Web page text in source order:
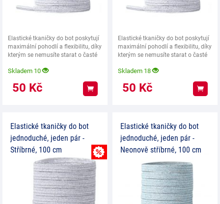
Elastické tkaničky do bot poskytují
maximální pohodlí a flexibilitu, díky
kterým se nemusíte starat o časté
Skladem 10
50 Kč Koupit
Elastické tkaničky do bot poskytují
maximální pohodlí a flexibilitu, díky
kterým se nemusíte starat o časté
Skladem 18
50 Kč
Elastické tkaničky do bot
jednoduché, jeden pár -
Stříbrné, 100 cm
MNOŽSTEVNÍ SLEVA
Elastické tkaničky do bot
jednoduché, jeden pár -
Neonově stříbrné, 100 cm